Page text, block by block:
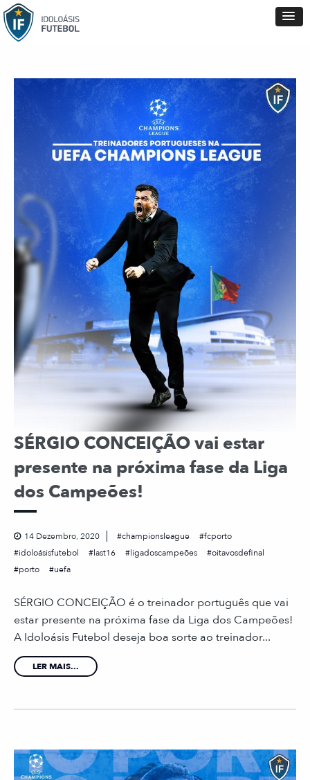
SÉRGIO CONCEIÇÃO vai estar
presente na próxima fase da Liga
dos Campeões!
14 Dezembro, 2020 championsleague
fcporto
idoloásisfutebol
last16 ligadoscampeões
oitavosdefinal
porto
uefa
SÉRGIO CONCEIÇÃO é o treinador português que vai
estar presente na próxima fase da Liga dos Campeões!
A Idoloásis Futebol deseja boa sorte ao treinador...
LER MAIS...